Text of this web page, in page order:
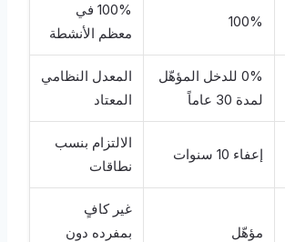
100%
100% في
معظم الأنشطة
0% للدخل المؤهّل
لمدة 30 عاماً
المعدل النظامي
المعتاد
إعفاء 10 سنوات
الالتزام بنسب
نطاقات
مؤهّل
غير كافٍ
بمفرده دون